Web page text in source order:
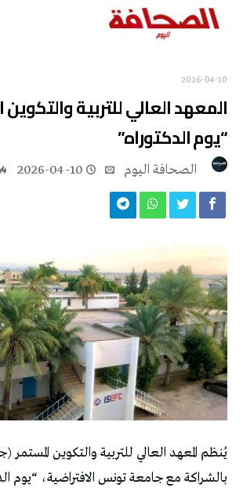
2026-04-10
المعهد العالي للتربية
“يوم الدكتوراه”
2026-04-10
يُنظم المعهد العالي للتربية والتكوين
بالشراكة مع جامعة تونس الافتراضية، “يوم